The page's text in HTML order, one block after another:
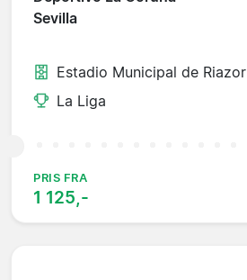
Sevilla
Estadio Municipal de Riazor
La Liga
PRIS FRA
1 125,-